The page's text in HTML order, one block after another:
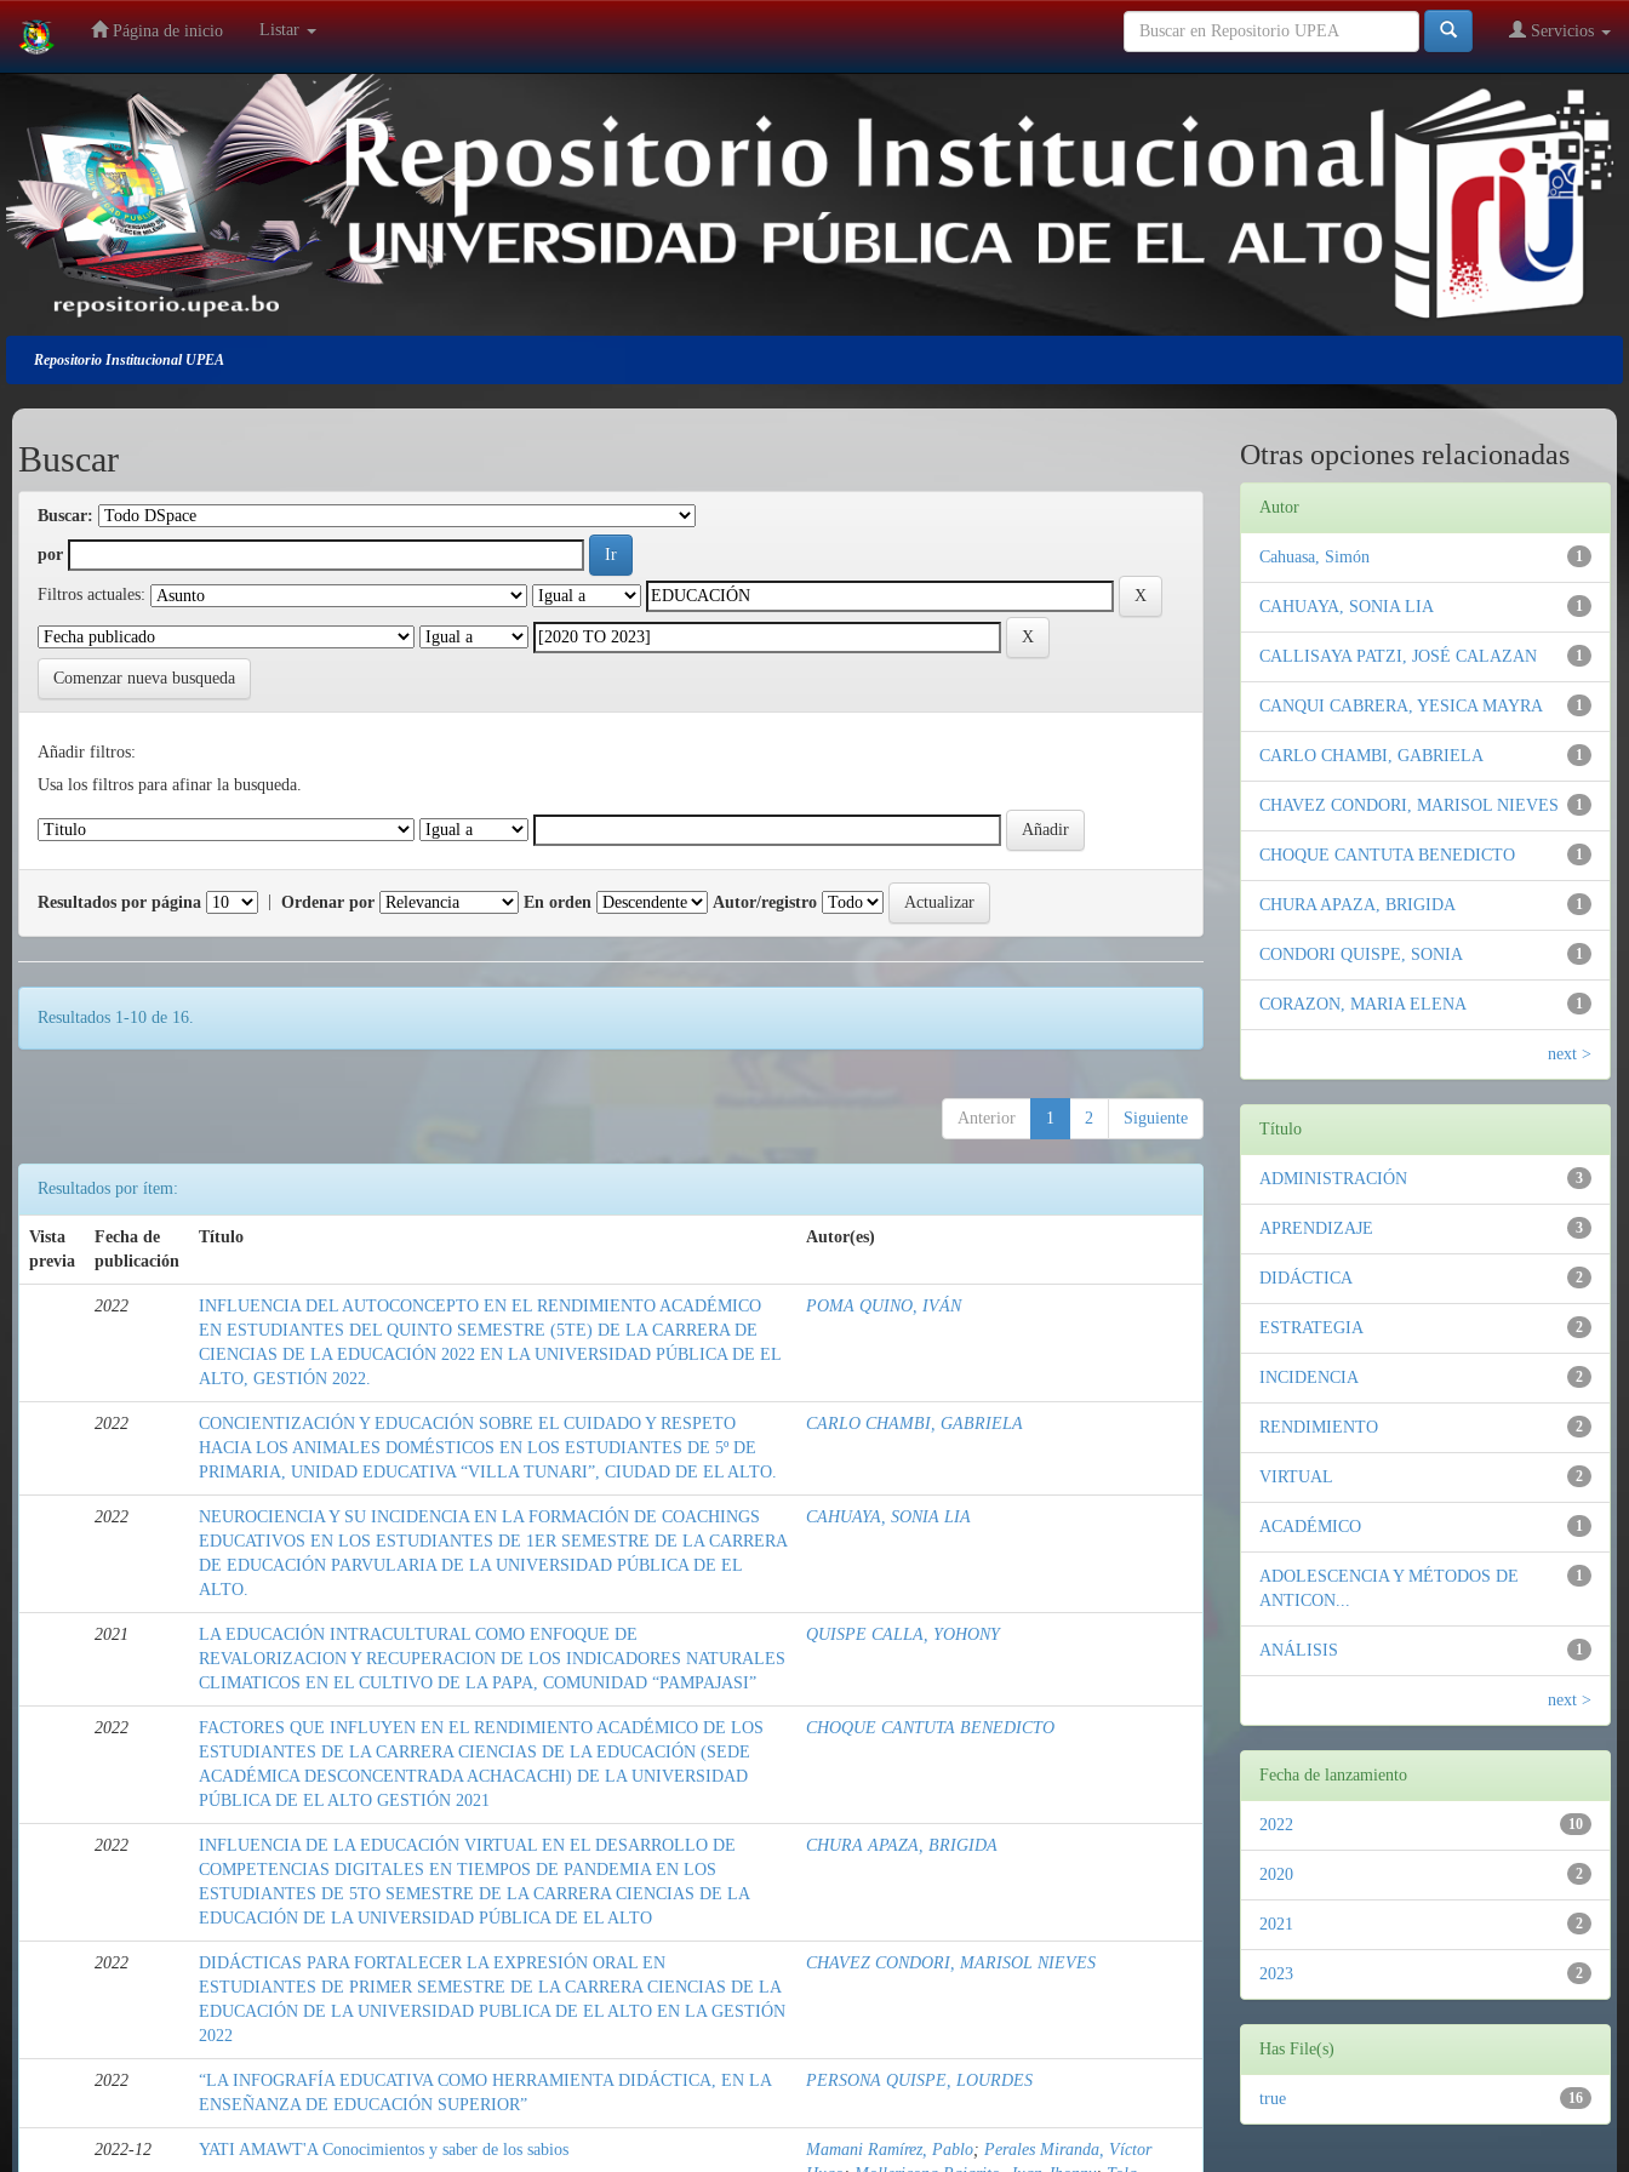
Salir
navegación
Página de inicio Listar Servicios
Repositorio Institucional UPEA
Buscar
Buscar:
por
Filtros actuales:
Comenzar nueva busqueda
Añadir filtros:
Usa los filtros para afinar la busqueda.
Resultados por página Ordenar por En orden Autor/registro
Resultados 1-10 de 16.
Anterior 1 2 Siguiente
Resultados por ítem:
Vista
previa
Fecha de
publicación
Título Autor(es)
2022
INFLUENCIA DEL AUTOCONCEPTO EN EL RENDIMIENTO ACADÉMICO
EN ESTUDIANTES DEL QUINTO SEMESTRE (5TE) DE LA CARRERA DE
CIENCIAS DE LA EDUCACIÓN 2022 EN LA UNIVERSIDAD PÚBLICA DE EL
ALTO, GESTIÓN 2022.
POMA QUINO, IVÁN
2022
CONCIENTIZACIÓN Y EDUCACIÓN SOBRE EL CUIDADO Y RESPETO
HACIA LOS ANIMALES DOMÉSTICOS EN LOS ESTUDIANTES DE 5º DE
PRIMARIA, UNIDAD EDUCATIVA “VILLA TUNARI”, CIUDAD DE EL ALTO.
CARLO CHAMBI, GABRIELA
2022
NEUROCIENCIA Y SU INCIDENCIA EN LA FORMACIÓN DE COACHINGS
EDUCATIVOS EN LOS ESTUDIANTES DE 1ER SEMESTRE DE LA CARRERA
DE EDUCACIÓN PARVULARIA DE LA UNIVERSIDAD PÚBLICA DE EL
ALTO.
CAHUAYA, SONIA LIA
2021
LA EDUCACIÓN INTRACULTURAL COMO ENFOQUE DE
REVALORIZACION Y RECUPERACION DE LOS INDICADORES NATURALES
CLIMATICOS EN EL CULTIVO DE LA PAPA, COMUNIDAD “PAMPAJASI”
QUISPE CALLA, YOHONY
2022
FACTORES QUE INFLUYEN EN EL RENDIMIENTO ACADÉMICO DE LOS
ESTUDIANTES DE LA CARRERA CIENCIAS DE LA EDUCACIÓN (SEDE
ACADÉMICA DESCONCENTRADA ACHACACHI) DE LA UNIVERSIDAD
PÚBLICA DE EL ALTO GESTIÓN 2021
CHOQUE CANTUTA BENEDICTO
2022
INFLUENCIA DE LA EDUCACIÓN VIRTUAL EN EL DESARROLLO DE
COMPETENCIAS DIGITALES EN TIEMPOS DE PANDEMIA EN LOS
ESTUDIANTES DE 5TO SEMESTRE DE LA CARRERA CIENCIAS DE LA
EDUCACIÓN DE LA UNIVERSIDAD PÚBLICA DE EL ALTO
CHURA APAZA, BRIGIDA
2022
DIDÁCTICAS PARA FORTALECER LA EXPRESIÓN ORAL EN
ESTUDIANTES DE PRIMER SEMESTRE DE LA CARRERA CIENCIAS DE LA
EDUCACIÓN DE LA UNIVERSIDAD PUBLICA DE EL ALTO EN LA GESTIÓN
2022
CHAVEZ CONDORI, MARISOL NIEVES
2022
“LA INFOGRAFÍA EDUCATIVA COMO HERRAMIENTA DIDÁCTICA, EN LA
ENSEÑANZA DE EDUCACIÓN SUPERIOR”
PERSONA QUISPE, LOURDES
2022-12 YATI AMAWT'A Conocimientos y saber de los sabios Mamani Ramírez, Pablo; Perales Miranda, Víctor
Otras opciones relacionadas
Autor
1
Cahuasa, Simón
1
CAHUAYA, SONIA LIA
1
CALLISAYA PATZI, JOSÉ CALAZAN
1
CANQUI CABRERA, YESICA MAYRA
1
CARLO CHAMBI, GABRIELA
1
CHAVEZ CONDORI, MARISOL NIEVES
1
CHOQUE CANTUTA BENEDICTO
1
CHURA APAZA, BRIGIDA
1
CONDORI QUISPE, SONIA
1
CORAZON, MARIA ELENA
next >
Título
3
ADMINISTRACIÓN
3
APRENDIZAJE
2
DIDÁCTICA
2
ESTRATEGIA
2
INCIDENCIA
2
RENDIMIENTO
2
VIRTUAL
1
ACADÉMICO
1
ADOLESCENCIA Y MÉTODOS DE
ANTICON...
1
ANÁLISIS
next >
Fecha de lanzamiento
10
2022
2
2020
2
2021
2
2023
Has File(s)
16
true